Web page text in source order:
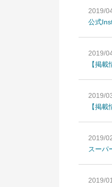
2019/
公式
2019/
【掲
2019/
【掲
2019/
スーパ
2019/